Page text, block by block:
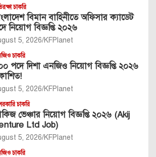
চাকরি
বিমান বাহিনীতে অফিসার ক্যাডেট
নিয়োগ বিজ্ঞপ্তি ২০২৬
5, 2026 KFPlanet
চাকরি
পদে দিশা এনজিও নিয়োগ বিজ্ঞপ্তি ২০২৬
5, 2026 KFPlanet
চাকরি
ভেঞ্চার নিয়োগ বিজ্ঞপ্তি ২০২৬ (Akij
Ltd Job)
5, 2026 KFPlanet
চাকরি